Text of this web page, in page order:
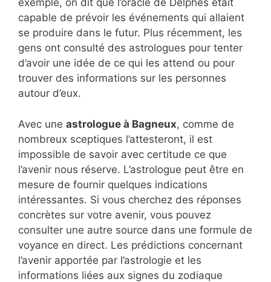
exemple, on dit que l’oracle de Delphes était
capable de prévoir les événements qui allaient
se produire dans le futur. Plus récemment, les
gens ont consulté des astrologues pour tenter
d’avoir une idée de ce qui les attend ou pour
trouver des informations sur les personnes
autour d’eux.
Avec une astrologue à Bagneux, comme de
nombreux sceptiques l’attesteront, il est
impossible de savoir avec certitude ce que
l’avenir nous réserve. L’astrologue peut être en
mesure de fournir quelques indications
intéressantes. Si vous cherchez des réponses
concrètes sur votre avenir, vous pouvez
consulter une autre source dans une formule de
voyance en direct. Les prédictions concernant
l’avenir apportée par l’astrologie et les
informations liées aux signes du zodiaque